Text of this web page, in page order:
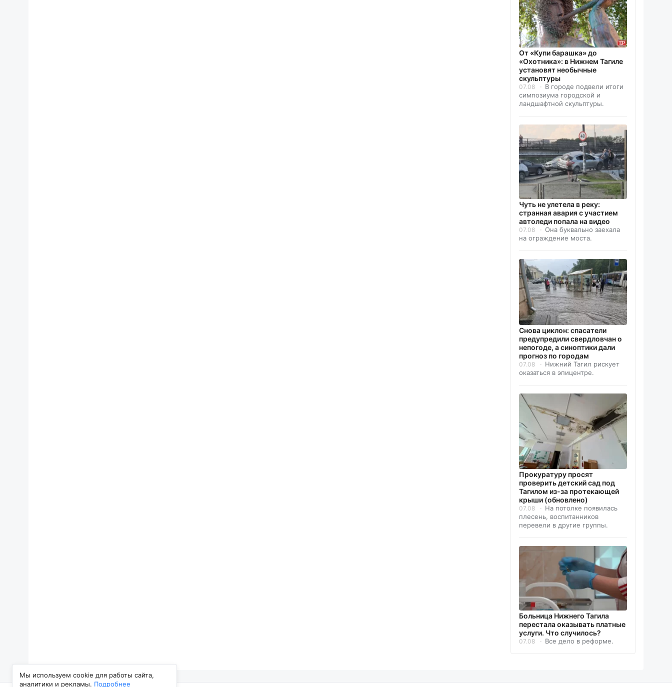
Мы используем cookie для работы сайта,
аналитики и рекламы. Подробнее
От «Купи барашка» до
«Охотника»: в Нижнем Тагиле
установят необычные
скульптуры
07.08
В городе подвели итоги
симпозиума городской и
ландшафтной скульптуры.
Чуть не улетела в реку:
странная авария с участием
автоледи попала на видео
07.08
Она буквально заехала
на ограждение моста.
Снова циклон: спасатели
предупредили свердловчан о
непогоде, а синоптики дали
прогноз по городам
07.08
Нижний Тагил рискует
оказаться в эпицентре.
Прокуратуру просят
проверить детский сад под
Тагилом из-за протекающей
крыши (обновлено)
07.08
На потолке появилась
плесень, воспитанников
перевели в другие группы.
Больница Нижнего Тагила
перестала оказывать платные
услуги. Что случилось?
07.08 Все дело в реформе.